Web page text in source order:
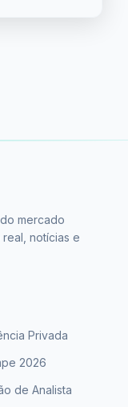
mercado
notícias e
Privada
2026
de Analista